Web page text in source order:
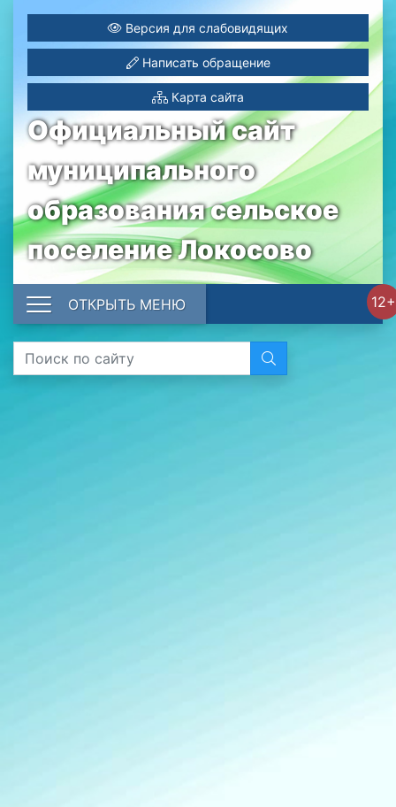
Официальный сайт
муниципального
образования сельское
поселение Локосово
Версия для слабовидящих
Написать обращение
Карта сайта
12+
ОТКРЫТЬ МЕНЮ